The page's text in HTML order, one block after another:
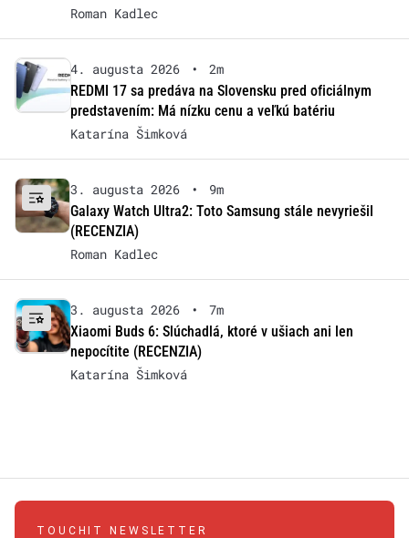
Roman Kadlec
4. augusta 2026 •
2m
REDMI 17 sa predáva na Slovensku pred oficiálnym
predstavením: Má nízku cenu a veľkú batériu
Katarína Šimková
3. augusta 2026 •
9m
Galaxy Watch Ultra2: Toto Samsung stále nevyriešil
(RECENZIA)
Roman Kadlec
3. augusta 2026 •
7m
Xiaomi Buds 6: Slúchadlá, ktoré v ušiach ani len
nepocítite (RECENZIA)
Katarína Šimková
TOUCHIT NEWSLETTER